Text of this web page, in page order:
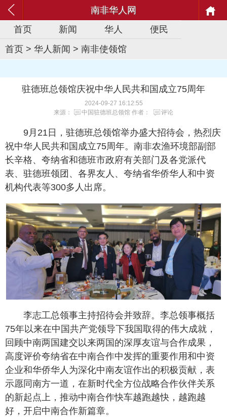
南非华人网
首页
新闻 华人
便民
首页 > 华人新闻 > 南非使领馆
驻德班总领馆庆祝中华人民共和国成立75周年
2024-09-27 16:12:55
来源：
中国驻德班总领馆 作者： 评论
9月21日，驻德班总领馆举办盛大招待会，热烈庆
祝中华人民共和国成立75周年。南非农渔环境部副部
长辛格、夸纳省和德班市政府有关部门及各党派代
表、驻德班领团、各界友人、夸纳省华侨华人和中资
机构代表等300多人出席。
李志工总领事主持招待会并致辞。李总领事概括
75年以来在中国共产党领导下我国取得的伟大成就，
回顾中南两国建交以来两国的深厚友谊与合作成果，
高度评价夸纳省在中南合作中发挥的重要作用和中资
企业和华侨华人为深化中南友谊作出的积极贡献，表
示愿同南方一道，在新时代全方位战略合作伙伴关系
的新起点上，推动中南合作快车越跑越快，越跑越
好，开启中南合作新篇章。